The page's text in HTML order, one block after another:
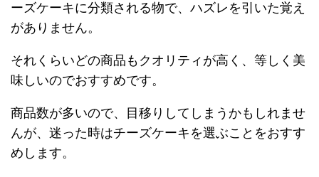
ーズケーキに分類される物で、ハズレを引いた覚え
がありません。
それくらいどの商品もクオリティが高く、等しく美
味しいのでおすすめです。
商品数が多いので、目移りしてしまうかもしれませ
んが、迷った時はチーズケーキを選ぶことをおすす
めします。